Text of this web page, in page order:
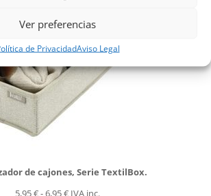
Ver preferencias
de PrivacidadAviso Legal
de cajones, Serie TextilBox.
Rango